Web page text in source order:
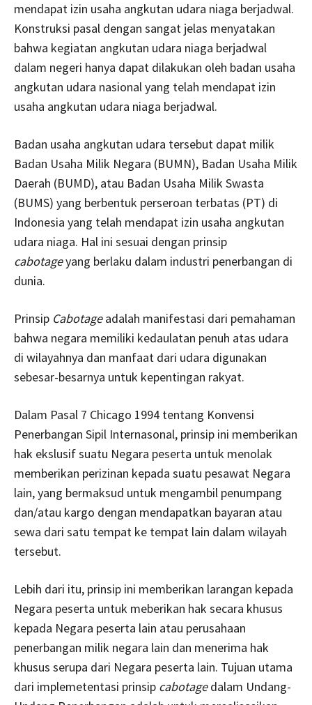
mendapat izin usaha angkutan udara niaga berjadwal.
Konstruksi pasal dengan sangat jelas menyatakan
bahwa kegiatan angkutan udara niaga berjadwal
dalam negeri hanya dapat dilakukan oleh badan usaha
angkutan udara nasional yang telah mendapat izin
usaha angkutan udara niaga berjadwal.
Badan usaha angkutan udara tersebut dapat milik
Badan Usaha Milik Negara (BUMN), Badan Usaha Milik
Daerah (BUMD), atau Badan Usaha Milik Swasta
(BUMS) yang berbentuk perseroan terbatas (PT) di
Indonesia yang telah mendapat izin usaha angkutan
udara niaga. Hal ini sesuai dengan prinsip
cabotageyang berlaku dalam industri penerbangan di
dunia.
Prinsip Cabotageadalah manifestasi dari pemahaman
bahwa negara memiliki kedaulatan penuh atas udara
di wilayahnya dan manfaat dari udara digunakan
sebesar-besarnya untuk kepentingan rakyat.
Dalam Pasal 7 Chicago 1994 tentang Konvensi
Penerbangan Sipil Internasonal, prinsip ini memberikan
hak ekslusif suatu Negara peserta untuk menolak
memberikan perizinan kepada suatu pesawat Negara
lain, yang bermaksud untuk mengambil penumpang
dan/atau kargo dengan mendapatkan bayaran atau
sewa dari satu tempat ke tempat lain dalam wilayah
tersebut.
Lebih dari itu, prinsip ini memberikan larangan kepada
Negara peserta untuk meberikan hak secara khusus
kepada Negara peserta lain atau perusahaan
penerbangan milik negara lain dan menerima hak
khusus serupa dari Negara peserta lain. Tujuan utama
dari implemetentasi prinsip cabotagedalam Undang-